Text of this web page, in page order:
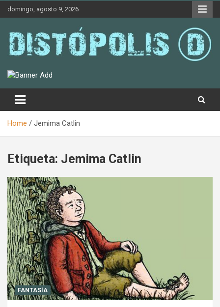
Skip
domingo, agosto 9, 2026
Distópolis
Home Jemima Catlin
Etiqueta: Jemima Catlin
FANTASÍA